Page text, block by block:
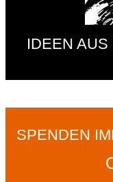
IDEEN
SPENDEN